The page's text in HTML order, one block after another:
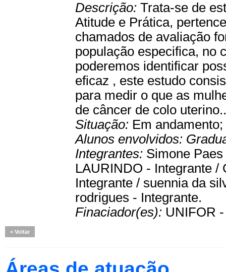
Descrição: Trata-se de
Atitude e Prática,
chamados de avaliação
população especifica, no
poderemos identificar
eficaz , este estudo
para medir o que as
de câncer de colo uterino..
Situação: Em andamento;
Alunos envolvidos:
Integrantes: Simone
LAURINDO - Integrante /
Integrante / suennia da
rodrigues - Integrante.
Finaciador(es): UNIFOR
Voltar